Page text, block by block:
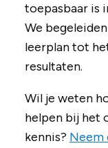
toepasbaar is
We
leerplan tot
resultaten.
Wil je weten
helpen bij het
kennis? Neem